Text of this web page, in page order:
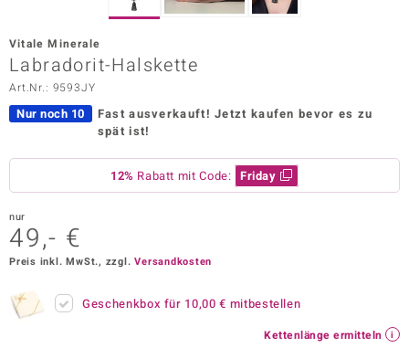
Vogue
Paraíso
Vitale Minerale
Labradorit-Halskette
Art.Nr.: 9593JY
Nur noch 10 Fast ausverkauft! Jetzt kaufen bevor es zu
spät ist!
12% Rabatt mit Code: Friday
nur
49,- €
Preis inkl. MwSt., zzgl.Versandkosten
Geschenkbox für 10,00 € mitbestellen
Kettenlänge ermitteln